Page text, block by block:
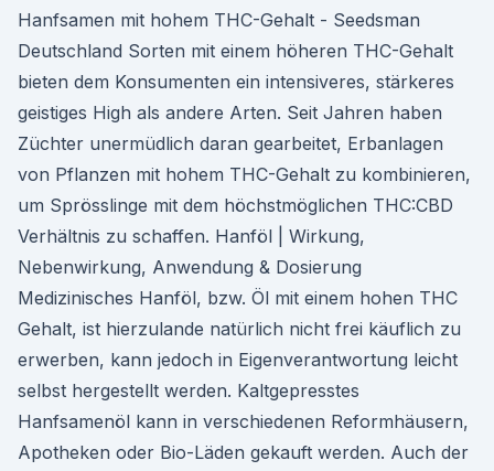
Hanfsamen mit hohem THC-Gehalt - Seedsman
Deutschland Sorten mit einem höheren THC-Gehalt
bieten dem Konsumenten ein intensiveres, stärkeres
geistiges High als andere Arten. Seit Jahren haben
Züchter unermüdlich daran gearbeitet, Erbanlagen
von Pflanzen mit hohem THC-Gehalt zu kombinieren,
um Sprösslinge mit dem höchstmöglichen THC:CBD
Verhältnis zu schaffen. Hanföl | Wirkung,
Nebenwirkung, Anwendung & Dosierung
Medizinisches Hanföl, bzw. Öl mit einem hohen THC
Gehalt, ist hierzulande natürlich nicht frei käuflich zu
erwerben, kann jedoch in Eigenverantwortung leicht
selbst hergestellt werden. Kaltgepresstes
Hanfsamenöl kann in verschiedenen Reformhäusern,
Apotheken oder Bio-Läden gekauft werden. Auch der